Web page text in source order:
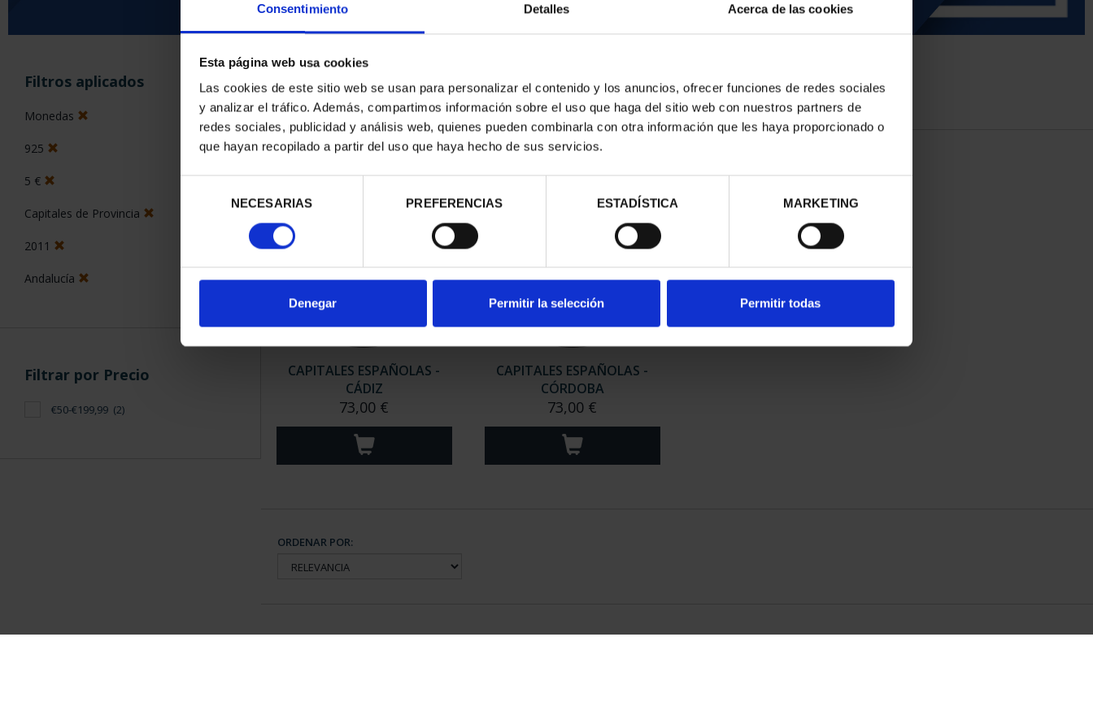
Consentimiento Detalles Acerca de las cookies
Esta página web usa cookies
Las cookies de este sitio web se usan para personalizar el contenido y los anuncios, ofrecer funciones de redes sociales
y analizar el tráfico. Además, compartimos información sobre el uso que haga del sitio web con nuestros partners de
redes sociales, publicidad y análisis web, quienes pueden combinarla con otra información que les haya proporcionado o
que hayan recopilado a partir del uso que haya hecho de sus servicios.
consentimiento
NECESARIAS PREFERENCIAS ESTADÍSTICA MARKETING
Denegar Permitir la selección Permitir todas
Filtros aplicados
Monedas
925
5 €
Capitales de Provincia
2011
Andalucía
Filtrar por Precio
€50-€199,99 (2)
ORDENAR POR:
2 Productos encontrados
CAPITALES ESPAÑOLAS -
CÁDIZ
73,00 €
CAPITALES ESPAÑOLAS -
CÓRDOBA
73,00 €
ORDENAR POR: